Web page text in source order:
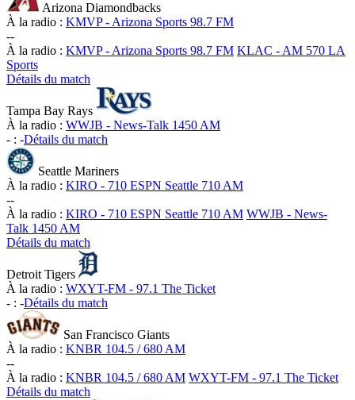
Arizona Diamondbacks
À la radio : KMVP - Arizona Sports 98.7 FM
--
À la radio : KMVP - Arizona Sports 98.7 FM KLAC - AM 570 LA
Sports
Détails du match
Tampa Bay Rays
À la radio : WWJB - News-Talk 1450 AM
- : -Détails du match
Seattle Mariners
À la radio : KIRO - 710 ESPN Seattle 710 AM
--
À la radio : KIRO - 710 ESPN Seattle 710 AM WWJB - News-
Talk 1450 AM
Détails du match
Detroit Tigers
À la radio : WXYT-FM - 97.1 The Ticket
- : -Détails du match
San Francisco Giants
À la radio : KNBR 104.5 / 680 AM
--
À la radio : KNBR 104.5 / 680 AM WXYT-FM - 97.1 The Ticket
Détails du match